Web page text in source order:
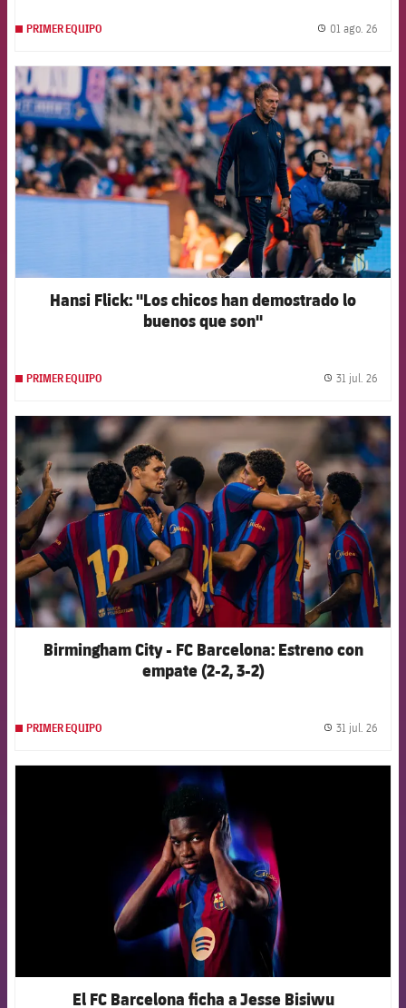
PRIMER EQUIPO 01 ago. 26
FCB Barcelona badge
Hansi Flick: "Los chicos han demostrado lo
buenos que son"
PRIMER EQUIPO 31 jul. 26
FCB Barcelona badge
Birmingham City - FC Barcelona: Estreno con
empate (2-2, 3-2)
PRIMER EQUIPO 31 jul. 26
FCB Barcelona badge
El FC Barcelona ficha a Jesse Bisiwu